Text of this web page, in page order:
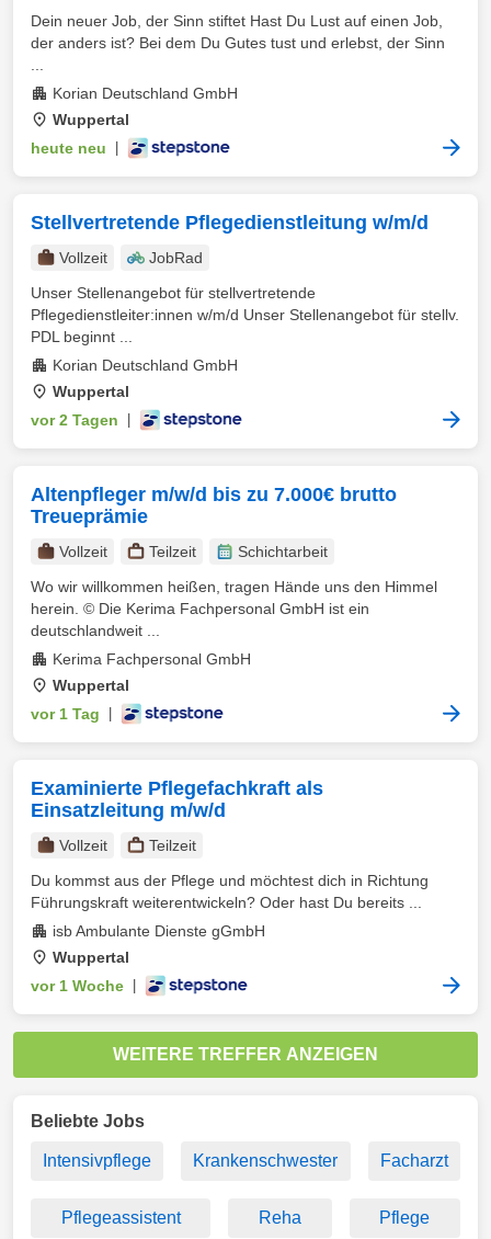
Dein neuer Job, der Sinn stiftet Hast Du Lust auf einen Job,
der anders ist? Bei dem Du Gutes tust und erlebst, der Sinn
Korian Deutschland GmbH
Wuppertal
heute neu
Stellvertretende Pflegedienstleitung w/m/d
Vollzeit
JobRad
Unser Stellenangebot für stellvertretende
Pflegedienstleiter:innen w/m/d Unser Stellenangebot für stellv.
PDL beginnt ...
Korian Deutschland GmbH
Wuppertal
vor 2 Tagen
Altenpfleger m/w/d bis zu 7.000€ brutto
Treueprämie
Vollzeit Teilzeit
Schichtarbeit
Wo wir willkommen heißen, tragen Hände uns den Himmel
herein. © Die Kerima Fachpersonal GmbH ist ein
deutschlandweit ...
Kerima Fachpersonal GmbH
Wuppertal
vor 1 Tag
Examinierte Pflegefachkraft als
Einsatzleitung m/w/d
Vollzeit
Teilzeit
Du kommst aus der Pflege und möchtest dich in Richtung
Führungskraft weiterentwickeln? Oder hast Du bereits ...
isb Ambulante Dienste gGmbH
Wuppertal
vor 1 Woche
WEITERE TREFFER ANZEIGEN
Beliebte Jobs
Intensivpflege Krankenschwester Facharzt
Pflegeassistent Reha Pflege